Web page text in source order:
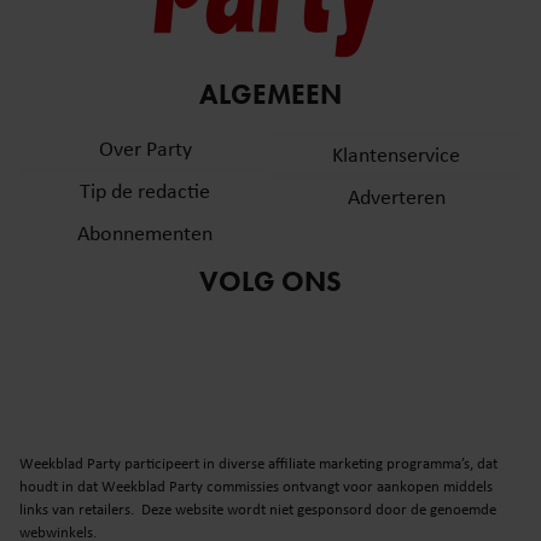
ALGEMEEN
Over Party
Tip de redactie
Abonnementen
Klantenservice
Adverteren
VOLG ONS
Weekblad Party participeert in diverse affiliate marketing programma’s, dat
houdt in dat Weekblad Party commissies ontvangt voor aankopen middels
links van retailers. Deze website wordt niet gesponsord door de genoemde
webwinkels.